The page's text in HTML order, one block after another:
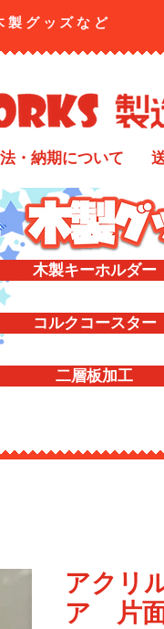
製グッズなど
・納期について
木製キーホルダー
コルクコースター
二層板加工
アクリ
ア 片